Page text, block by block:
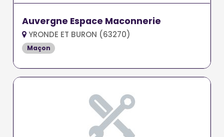
Auvergne Espace Maconnerie
YRONDE ET BURON (63270)
Maçon